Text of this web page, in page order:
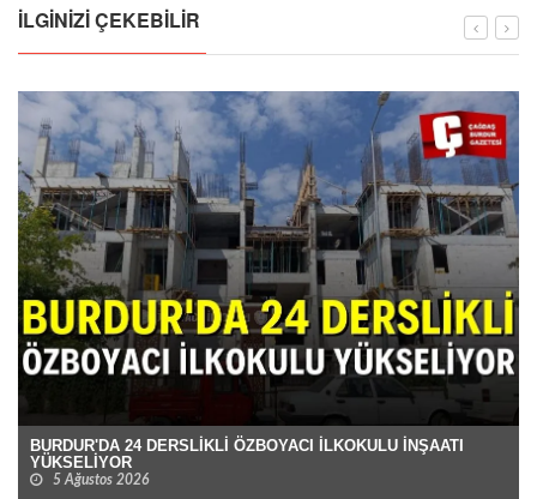
İLGINIZI ÇEKEBILIR
BURDUR'DA 24 DERSLİKLİ ÖZBOYACI İLKOKULU İNŞAATI
YÜKSELİYOR
5 Ağustos 2026